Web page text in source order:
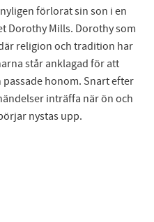
förlorat sin son i en
Dorothy Mills. Dorothy som
religion och tradition har
står anklagad för att
honom. Snart efter
inträffa när ön och
nystas upp.